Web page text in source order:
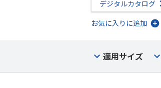
デジタルカタログ
お気に入りに追加
適用サイズ